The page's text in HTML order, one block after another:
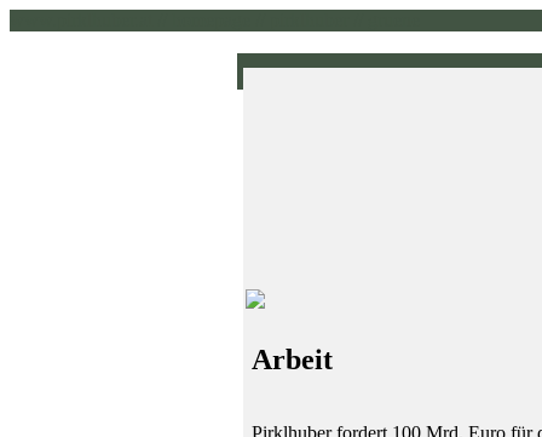
Arbeit
Pirklhuber fordert 100 Mrd. Euro für